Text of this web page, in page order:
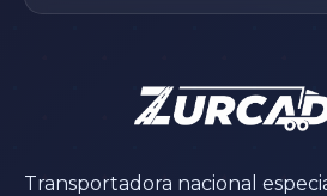
Transportadora nacional